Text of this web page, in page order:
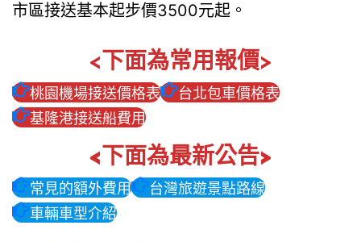
市區接送基本起步價3500元起。
<下面為常用報價>
桃園機場接送價格表
台北包車價格表
基隆港接送船費用
<下面為最新公告>
常見的額外費用
台灣旅遊景點路線
車輛車型介紹